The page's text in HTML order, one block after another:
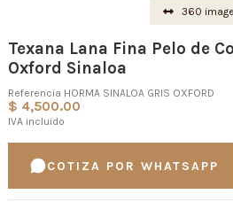
360 image
Texana Lana Fina Pelo de
Oxford Sinaloa
Referencia HORMA SINALOA GRIS OXFORD
$ 4,500.00
IVA incluido
COTIZA POR WHATSAPP